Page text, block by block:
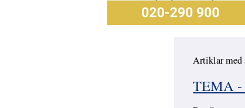
Artiklar med
TEMA -